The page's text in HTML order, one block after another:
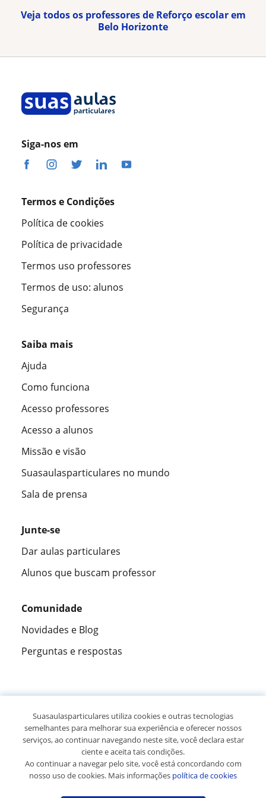
Veja todos os professores de Reforço escolar em
Belo Horizonte
Siga-nos em
Termos e Condições
Política de cookies
Política de privacidade
Termos uso professores
Termos de uso: alunos
Segurança
Saiba mais
Ajuda
Como funciona
Acesso professores
Acesso a alunos
Missão e visão
Suasaulasparticulares no mundo
Sala de prensa
Junte-se
Dar aulas particulares
Alunos que buscam professor
Comunidade
Novidades e Blog
Perguntas e respostas
305915opiniões de alunos
© 2007 - 2026 Suas aulas particulares
Suasaulasparticulares utiliza cookies e outras tecnologias
semelhantes para melhorar sua experiência e oferecer nossos
serviços, ao continuar navegando neste site, você declara estar
ciente e aceita tais condições.
Ao continuar a navegar pelo site, você está concordando com
nosso uso de cookies. Mais informações política de cookies